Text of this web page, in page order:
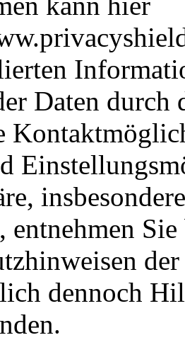
Daten durch
entnehmen
dennoch